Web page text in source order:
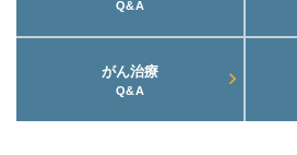
Q&A
がん治療
Q&A